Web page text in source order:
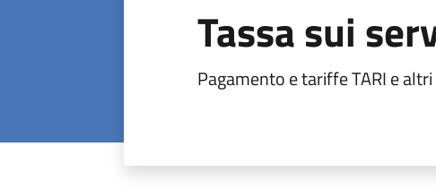
Tassa sui
Pagamento e tariffe TARI e